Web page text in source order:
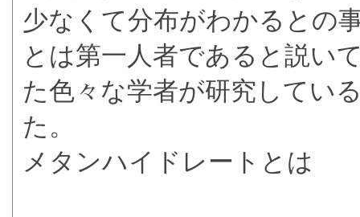
少なくて分布がわかるとの
とは第一人者であると説い
た色々な学者が研究してい
た。
メタンハイドレートとは